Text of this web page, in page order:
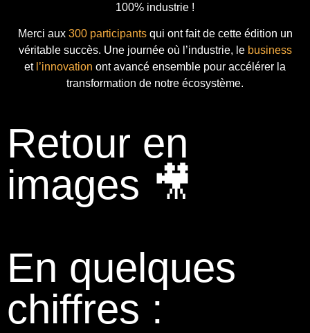
100% industrie !
Merci aux 300 participantsqui ont fait de cette édition un
véritable succès. Une journée où l’industrie, le business
et l’innovation ont avancé ensemble pour accélérer la
transformation de notre écosystème.
Retour en
images 🎥
En quelques
chiffres :